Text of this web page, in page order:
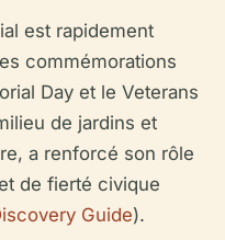
est rapidement
commémorations
Day et le Veterans
de jardins et
a renforcé son rôle
de fierté civique
Guide).